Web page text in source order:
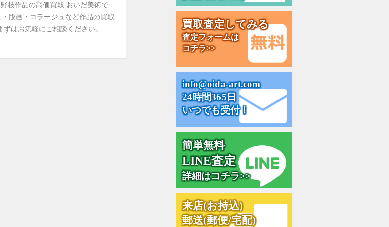
枝作品の高価買取 おいだ美術で
版画・コラージュなど作品の買取
はお気軽にご相談ください。
買取査定してみる
査定フォームは
コチラ>>
info@oida-art.com
24時間365日
いつでも受付！
簡単無料
LINE査定
詳細はコチラ>>
来店(お持込)
郵送(郵便/宅配)